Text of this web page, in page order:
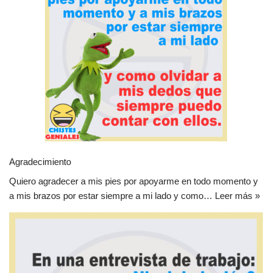
Agradecimiento
Quiero agradecer a mis pies por apoyarme en todo momento y
a mis brazos por estar siempre a mi lado y como… Leer más »